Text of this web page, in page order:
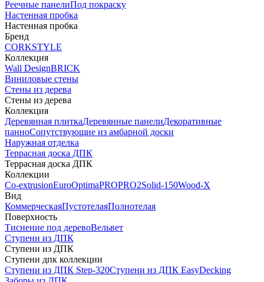
Реечные панелиПод покраску
Настенная пробка
Настенная пробка
Бренд
CORKSTYLE
Коллекция
Wall DesignBRICK
Виниловые стены
Стены из дерева
Стены из дерева
Коллекция
Деревянная плиткаДеревянные панелиДекоративные
панноСопутствующие из амбарной доски
Наружная отделка
Террасная доска ДПК
Террасная доска ДПК
Коллекции
Co-extrusionEuroOptimaPROPRO2Solid-150Wood-X
Вид
КоммерческаяПустотелаяПолнотелая
Поверхность
Тиснение под деревоВельвет
Ступени из ДПК
Ступени из ДПК
Ступени дпк коллекции
Ступени из ДПК Step-320Ступени из ДПК EasyDecking